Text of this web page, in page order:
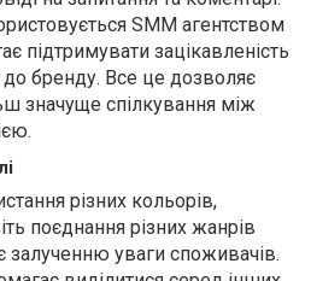
SMM агентством
підтримувати зацікавленість
до бренду. Все це дозволяє
значуще спілкування між
різних кольорів,
поєднання різних жанрів
залученню уваги споживачів.